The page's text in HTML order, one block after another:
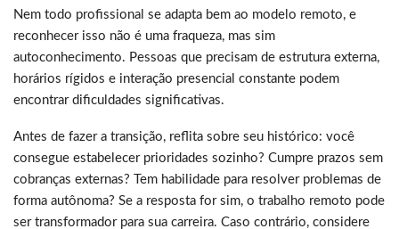
Nem todo profissional se adapta bem ao modelo remoto, e
reconhecer isso não é uma fraqueza, mas sim
autoconhecimento. Pessoas que precisam de estrutura externa,
horários rígidos e interação presencial constante podem
encontrar dificuldades significativas.
Antes de fazer a transição, reflita sobre seu histórico: você
consegue estabelecer prioridades sozinho? Cumpre prazos sem
cobranças externas? Tem habilidade para resolver problemas de
forma autônoma? Se a resposta for sim, o trabalho remoto pode
ser transformador para sua carreira. Caso contrário, considere